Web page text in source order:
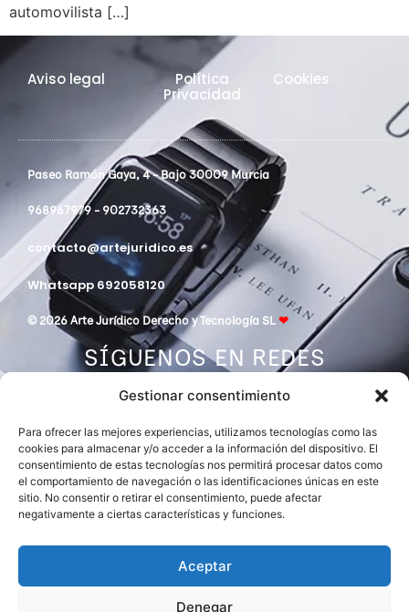
Gestionar consentimiento
Para ofrecer las mejores experiencias, utilizamos tecnologías como las
cookies para almacenar y/o acceder a la información del dispositivo. El
consentimiento de estas tecnologías nos permitirá procesar datos como
el comportamiento de navegación o las identificaciones únicas en este
sitio. No consentir o retirar el consentimiento, puede afectar
negativamente a ciertas características y funciones.
Aceptar
Denegar
automovilista […]
Aviso legal
Política
Privacidad
Cookies
Paseo Ramón Gaya, 4 - Bajo 30009 Murcia
968967979 - 902732363
contacto@artejuridico.es
Whatsapp 692058120
© 2026 Arte Jurídico Derecho y Tecnología SL ❤
SÍGUENOS EN REDES
DESPACHO MIEMBRO DE
INTERNATIONAL LAWYERS NETWORK